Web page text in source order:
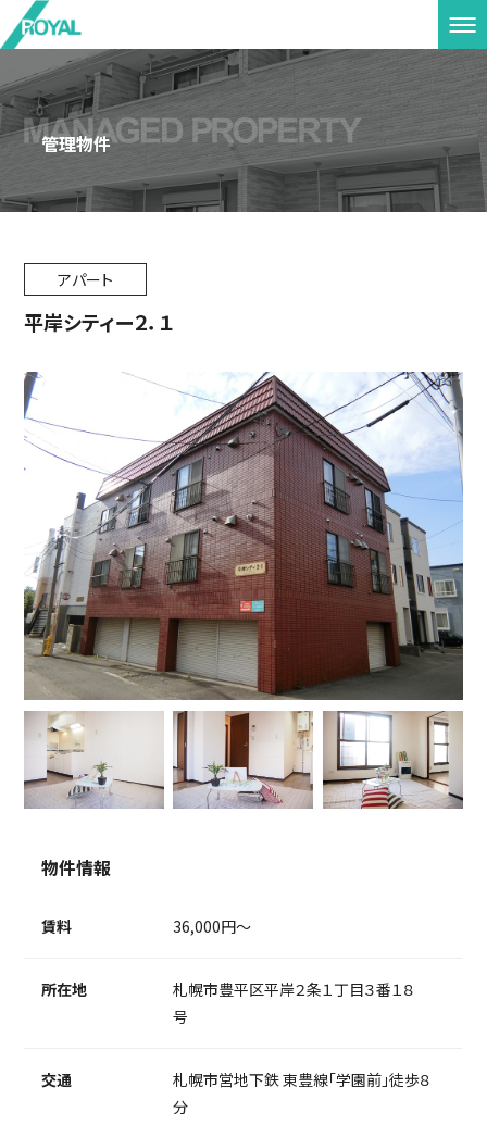
管理物件
アパート
平岸シティー２．１
物件情報
賃料 36,000円～
所在地
札幌市豊平区平岸２条１丁目３番１８
号
交通
札幌市営地下鉄 東豊線「学園前」徒歩８
分